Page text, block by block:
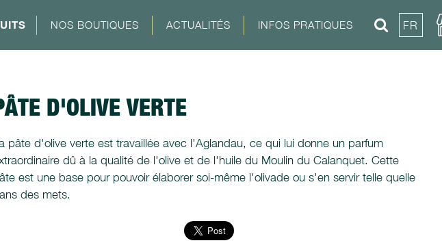
NOS BOUTIQUES ACTUALITÉS INFOS PRATIQUES FR
D'OLIVE VERTE
pâte d'olive verte est travaillée avec l'Aglandau, ce qui lui donne un parfum
dû à la qualité de l'olive et de l'huile du Moulin du Calanquet. Cette
est une base pour pouvoir élaborer soi-même l'olivade ou s'en servir telle quelle
des mets.